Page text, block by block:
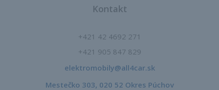
Kontakt
+421 42 4692 271
+421 905 847 829
elektromobily@all4car.sk​
Mestečko 303, 020 52 Okres Púchov